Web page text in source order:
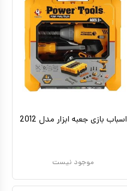
اسباب بازی جعبه ابزار مدل 2012
موجود نیست